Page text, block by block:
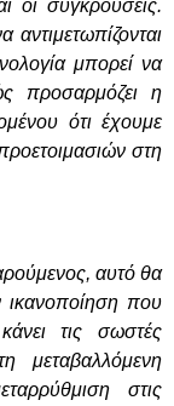
οι συγκρούσεις.
μπορεί να
προσαρμόζει η
ότι έχουμε
στη
αυτό θα
που
τις σωστές
μεταβαλλόμενη
στις